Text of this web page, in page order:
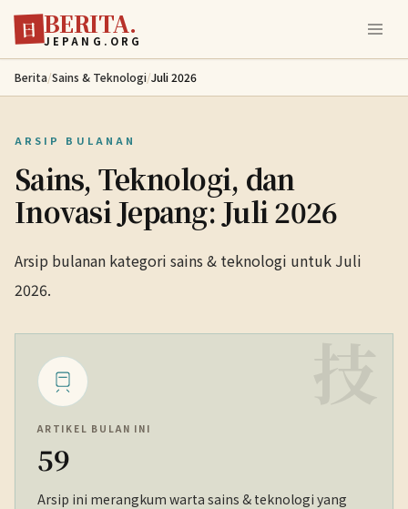
Lewati ke konten utama
日 BERITA.
JEPANG.ORG
Berita/Sains & Teknologi/Juli 2026
ARSIP BULANAN
Sains, Teknologi, dan
Inovasi Jepang: Juli 2026
Arsip bulanan kategori sains & teknologi untuk Juli
2026.
ARTIKEL BULAN INI
59
Arsip ini merangkum warta sains & teknologi yang